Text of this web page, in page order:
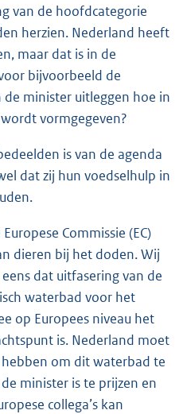
van de hoofdcategorie
herzien. Nederland heeft
maar dat is in de
bijvoorbeeld de
minister uitleggen hoe in
vormgegeven?
is van de agenda
dat zij hun voedselhulp in
Commissie (EC)
dieren bij het doden. Wij
dat uitfasering van de
waterbad voor het
op Europees niveau het
is. Nederland moet
om dit waterbad te
minister is te prijzen en
collega’s kan